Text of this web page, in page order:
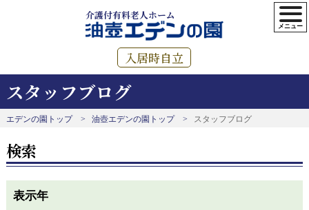
介護付有料老人ホーム
入居時自立
スタッフブログ
エデンの園トップ 油壺エデンの園トップ スタッフブログ
検索
表示年